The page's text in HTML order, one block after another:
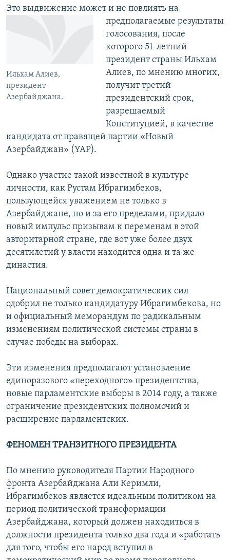
Это выдвижение может и не повлиять на
предполагаемые результаты
Ильхам Алиев,
президент
Азербайджана.
голосования, после
которого 51-летний
президент страны Ильхам
Алиев, по мнению многих,
получит третий
президентский срок,
разрешаемый
Конституцией, в качестве
кандидата от правящей партии «Новый
Азербайджан» (YAP).
Однако участие такой известной в культуре
личности, как Рустам Ибрагимбеков,
пользующейся уважением не только в
Азербайджане, но и за его пределами, придало
новый импульс призывам к переменам в этой
авторитарной стране, где вот уже более двух
десятилетий у власти находится одна и та же
династия.
Национальный совет демократических сил
одобрил не только кандидатуру Ибрагимбекова, но
и официальный меморандум по радикальным
изменениям политической системы страны в
случае победы на выборах.
Эти изменения предполагают установление
единоразового «переходного» президентства,
новые парламентские выборы в 2014 году, а также
ограничение президентских полномочий и
расширение парламентских.
ФЕНОМЕН ТРАНЗИТНОГО ПРЕЗИДЕНТА
По мнению руководителя Партии Народного
фронта Азербайджана Али Керимли,
Ибрагимбеков является идеальным политиком на
период политической трансформации
Азербайджана, который должен находиться в
должности президента только два года и «работать
для того, чтобы его народ вступил в